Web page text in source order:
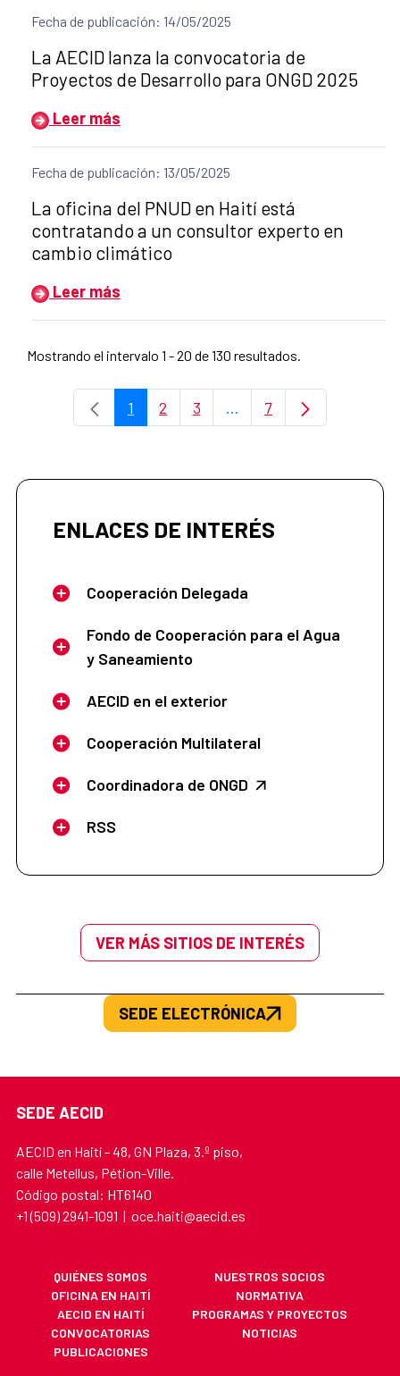
Fecha de publicación: 14/05/2025
Título del anuncio:
La AECID lanza la convocatoria de
Proyectos de Desarrollo para ONGD 2025
Leer más
Fecha de publicación: 13/05/2025
Título del anuncio:
La oficina del PNUD en Haití está
contratando a un consultor experto en
cambio climático
Leer más
Mostrando el intervalo 1 - 20 de 130 resultados.
Página
1 Página
2 Página
3 ...Páginas intermedias
Página
7
ENLACES DE INTERÉS
Cooperación Delegada
Fondo de Cooperación para el Agua
y Saneamiento
AECID en el exterior
Cooperación Multilateral
Coordinadora de ONGD
RSS
VER MÁS SITIOS DE INTERÉS
SEDE ELECTRÓNICA
SEDE AECID
AECID en Haití - 48, GN Plaza, 3.º piso,
calle Metellus, Pétion-Ville.
Código postal: HT6140
+1 (509) 2941-1091 | oce.haiti@aecid.es
QUIÉNES SOMOS
NUESTROS SOCIOS
OFICINA EN HAITÍ
NORMATIVA
AECID EN HAITÍ
PROGRAMAS Y PROYECTOS
CONVOCATORIAS
NOTICIAS
PUBLICACIONES